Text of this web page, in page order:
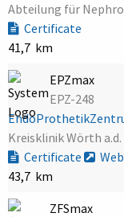
Abteilung für
Certificate
41,7 km
EPZmax
EPZ-248
Kreisklinik Wörth
Certificate
43,7 km
ZFSmax